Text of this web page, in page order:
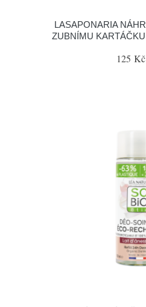
LASAPONARIA
ZUBNÍMU
125 Kč